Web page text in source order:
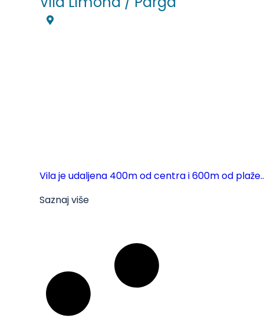
Vila je udaljena 400m od centra i 600m od
Saznaj više